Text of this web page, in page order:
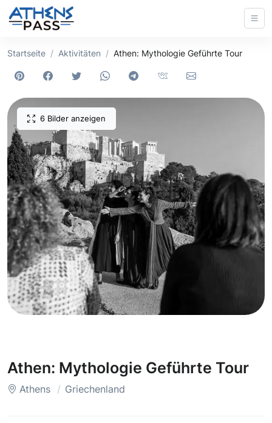
Startseite Aktivitäten Athen: Mythologie Geführte Tour
6 Bilder anzeigen
Athen: Mythologie Geführte Tour
Athens Griechenland